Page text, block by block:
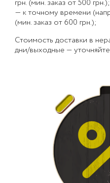
грн. (мин. заказ от 500 грн.);
— к точному времени
(мин. заказ от 600 грн.);
Стоимость доставки в
дни/выходные —